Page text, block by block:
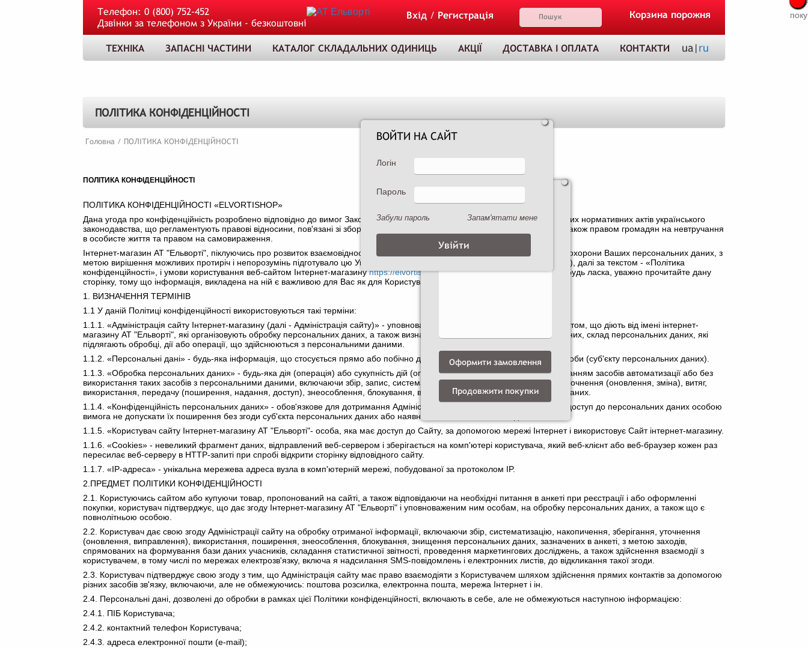
Телефон: 0 (800) 752-452
Дзвінки за телефоном з України - безкоштовні
Вхід/ Регистрація Корзина порожня
ТЕХНІКА ЗАПАСНІ ЧАСТИНИ КАТАЛОГ СКЛАДАЛЬНИХ ОДИНИЦЬ АКЦІЇ ДОСТАВКА І ОПЛАТА КОНТАКТИ ua|ru
ПОЛІТИКА КОНФІДЕНЦІЙНОСТІ
Головна / ПОЛІТИКА КОНФІДЕНЦІЙНОСТІ
ПОЛІТИКА КОНФІДЕНЦІЙНОСТІ
ПОЛІТИКА КОНФІДЕНЦІЙНОСТІ «ELVORTISHOP»
Дана угода про конфіденційність розроблено відповідно до вимог Закону України «Про захист персональних даних» та інших нормативних актів українського
законодавства, що регламентують правові відносини, пов'язані зі збором, обробкою, зберіганням персональних даних, а також правом громадян на невтручання
в особисте життя та правом на самовираження.
Інтернет-магазин АТ "Ельворті", піклуючись про розвиток взаємовідносин з клієнтами, розуміючи важливість забезпечення охорони Ваших персональних даних, з
метою вирішення можливих протиріч і непорозумінь підготувало цю Угоду про конфіденційність (політику конфіденційності), далі за текстом - «Політика
конфіденційності», і умови користування веб-сайтом Інтернет-магазинуhttps://elvortishop.com.ua, далі по тексту - «сайт». Будь ласка, уважно прочитайте дану
сторінку, тому що інформація, викладена на ній є важливою для Вас як для Користувача сайту.
1. ВИЗНАЧЕННЯ ТЕРМІНІВ
1.1 У даній Політиці конфіденційності використовуються такі терміни:
1.1.1. «Адміністрація сайту Інтернет-магазину (далі - Адміністрація сайту)» - уповноважені співробітники на управління сайтом, що діють від імені інтернет-
магазину АТ "Ельворті", які організовують обробку персональних даних, а також визначають цілі обробки персональних даних, склад персональних даних, які
підлягають обробці, дії або операції, що здійснюються з персональними даними.
1.1.2. «Персональні дані» - будь-яка інформація, що стосується прямо або побічно до певної або визначаємої фізичної особи (суб'єкту персональних даних).
1.1.3. «Обробка персональних даних» - будь-яка дія (операція) або сукупність дій (операцій), що здійснюються з використанням засобів автоматизації або без
використання таких засобів з персональними даними, включаючи збір, запис, систематизацію, накопичення, зберігання, уточнення (оновлення, зміна), витяг,
використання, передачу (поширення, надання, доступ), знеособлення, блокування, видалення, знищення персональних даних.
1.1.4. «Конфіденційність персональних даних» - обов'язкове для дотримання Адміністратором або іншими отримавшими доступ до персональних даних особою
вимога не допускати їх поширення без згоди суб'єкта персональних даних або наявності іншого законного підстави.
1.1.5. «Користувач сайту Інтернет-магазину АТ "Ельворті"- особа, яка має доступ до Сайту, за допомогою мережі Інтернет і використовує Сайт інтернет-магазину.
1.1.6. «Cookies» - невеликий фрагмент даних, відправлений веб-сервером і зберігається на комп'ютері користувача, який веб-клієнт або веб-браузер кожен раз
пересилає веб-серверу в HTTP-запиті при спробі відкрити сторінку відповідного сайту.
1.1.7. «IP-адреса» - унікальна мережева адреса вузла в комп'ютерній мережі, побудованої за протоколом IP.
2.ПРЕДМЕТ ПОЛІТИКИ КОНФІДЕНЦІЙНОСТІ
2.1. Користуючись сайтом або купуючи товар, пропонований на сайті, а також відповідаючи на необхідні питання в анкеті при реєстрації і або оформленні
покупки, користувач підтверджує, що дає згоду Інтернет-магазину АТ "Ельворті" і уповноваженим ним особам, на обробку персональних даних, а також що є
повнолітньою особою.
2.2. Користувач дає свою згоду Адміністрації сайту на обробку отриманої інформації, включаючи збір, систематизацію, накопичення, зберігання, уточнення
(оновлення, виправлення), використання, поширення, знеособлення, блокування, знищення персональних даних, зазначених в анкеті, з метою заходів,
спрямованих на формування бази даних учасників, складання статистичної звітності, проведення маркетингових досліджень, а також здійснення взаємодії з
користувачем, в тому числі по мережах електрозв'язку, включа я надсилання SMS-повідомлень і електронних листів, до відкликання такої згоди.
2.3. Користувач підтверджує свою згоду з тим, що Адміністрація сайту має право взаємодіяти з Користувачем шляхом здійснення прямих контактів за допомогою
різних засобів зв'язку, включаючи, але не обмежуючись: поштова розсилка, електронна пошта, мережа Інтернет і ін.
2.4. Персональні дані, дозволені до обробки в рамках цієї Політики конфіденційності, включають в себе, але не обмежуються наступною інформацією:
2.4.1. ПІБ Користувача;
2.4.2. контактний телефон Користувача;
2.4.3. адреса електронної пошти (e-mail);
Оформити замовлення
Продовжити покупки
ВОЙТИ НА САЙТ
Логін
Пароль
Забули пароль Запам'ятати мене